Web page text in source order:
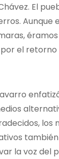
El
Aunque
el retorno
los
la voz del